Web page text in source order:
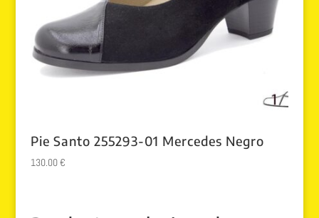
Pie Santo 255293-01 Mercedes Negro
130.00€